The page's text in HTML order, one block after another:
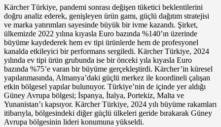
Kärcher Türkiye, pandemi sonrası değişen tüketici beklentilerini
doğru analiz ederek, genişleyen ürün gamı, güçlü dağıtım stratejisi
ve marka yatırımları sayesinde büyük bir ivme kazandı. Şirket,
ülkemizde 2022 yılına kıyasla Euro bazında %140’ın üzerinde
büyüme kaydederek hem ev tipi ürünlerde hem de profesyonel
kanalda etkileyici bir performans sergiledi. Kärcher Türkiye, 2024
yılında ev tipi ürün grubunda ise bir önceki yıla kıyasla Euro
bazında %75’e varan bir büyüme gerçekleştirdi. Kärcher’in küresel
yapılanmasında, Almanya’daki güçlü merkez ile koordineli çalışan
etkin bölgesel yapılar bulunuyor. Türkiye’nin de içinde yer aldığı
Güney Avrupa bölgesi; İspanya, İtalya, Portekiz, Malta ve
Yunanistan’ı kapsıyor. Kärcher Türkiye, 2024 yılı büyüme rakamları
itibarıyla, bölgesindeki diğer güçlü ülkeleri geride bırakarak Güney
Avrupa bölgesinin lideri konumuna yükseldi.